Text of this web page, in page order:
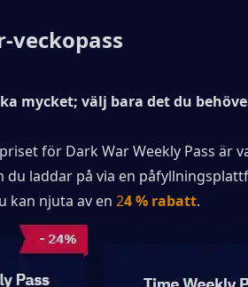
veckopass
mycket; välj bara det du
för Dark War Weekly Pass är
du laddar på via en
kan njuta av en 24 % rabatt.